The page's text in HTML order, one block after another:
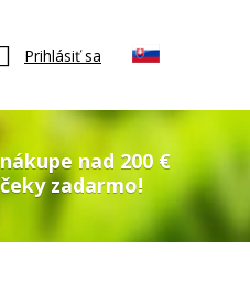
Prihlásiť sa
nad 200 €
zadarmo!